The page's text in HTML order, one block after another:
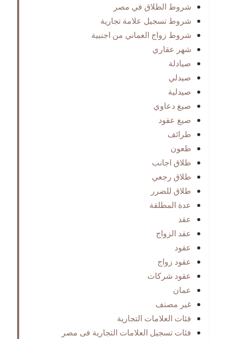
شروط الطلاق في مصر
شروط تسجيل علامة تجارية
شروط زواج العماني من اجنبية
شهر عقاري
صيادلة
صيدلي
صيدلية
صيغ دعاوي
صيغ عقود
طرائف
طعون
طلاق اجانب
طلاق رجعي
طلاق للضرر
عدة المطلقة
عقد
عقد الزواج
عقود
عقود زواج
عقود شركات
عمان
غير مصنف
فئات العلامات التجارية
فئات تسجيل العلامات التجارية فى مصر